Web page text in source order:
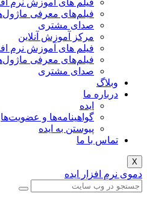
فیلم های آموزش نرم افزار
فیلم‌های معرفی ماژول‌های تکمیلی
صدای مشتری
مرکز آموزش آنلاین
فیلم های آموزش نرم افزار
فیلم‌های معرفی ماژول‌های تکمیلی
صدای مشتری
ما
گواهینامه‌ها و عضویت‌ها
پیوستن به ایده
با ما
ایده